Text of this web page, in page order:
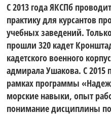
С 2013 года ЯКСПб
практику для курсантов
учебных заведений.
прошли 320 кадет
кадетского военного
адмирала Ушакова. С 2015
рамках программы
морские навыки, опыт
понимание дисциплины